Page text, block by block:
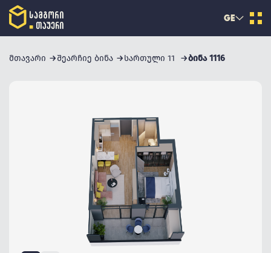
GE
მთავარი შეარჩიე ბინა სართული 11 ბინა 1116